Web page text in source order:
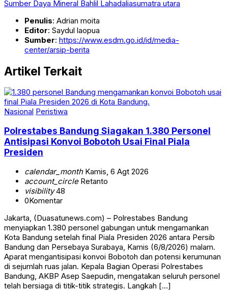
Sumber Daya Mineral Bahlil Lahadaliasumatra utara
Penulis: Adrian moita
Editor: Saydul laopua
Sumber: https://www.esdm.go.id/id/media-
center/arsip-berita
Artikel Terkait
Nasional Peristiwa
Polrestabes Bandung Siagakan 1.380 Personel
Antisipasi Konvoi Bobotoh Usai Final Piala
Presiden
calendar_monthKamis, 6 Agt 2026
account_circleRetanto
visibility48
0Komentar
Jakarta, (Duasatunews.com) – Polrestabes Bandung
menyiapkan 1.380 personel gabungan untuk mengamankan
Kota Bandung setelah final Piala Presiden 2026 antara Persib
Bandung dan Persebaya Surabaya, Kamis (6/8/2026) malam.
Aparat mengantisipasi konvoi Bobotoh dan potensi kerumunan
di sejumlah ruas jalan. Kepala Bagian Operasi Polrestabes
Bandung, AKBP Asep Saepudin, mengatakan seluruh personel
telah bersiaga di titik-titik strategis. Langkah […]